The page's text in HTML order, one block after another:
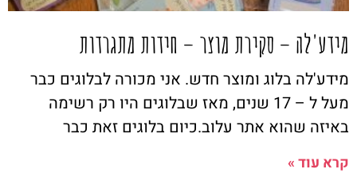
מידע'לה – סקירת מוצר – חידות מתגרדות
מידע'לה בלוג ומוצר חדש. אני מכורה לבלוגים כבר
מעל ל – 17 שנים, מאז שבלוגים היו רק רשימה
באיזה שהוא אתר עלוב.כיום בלוגים זאת כבר
קרא עוד »